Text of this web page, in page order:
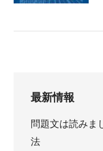
最新情報
問題文は読みま
法